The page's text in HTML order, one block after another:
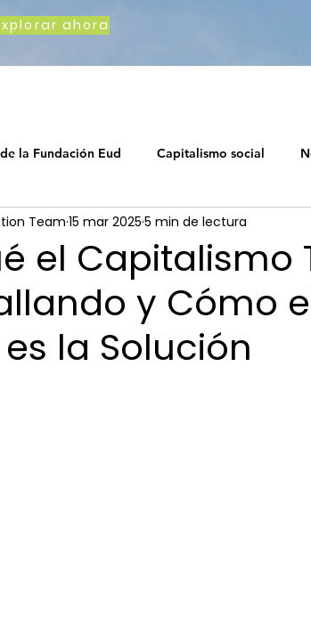
ahora
la Fundación Eud Capitalismo social
Call Ruta del capitalismo social
soc La Hoja de Ruta del Capitalismo Soc
el Capitalismo
y Cómo
la Solución
Team 15 mar 2025 5 min de lectura